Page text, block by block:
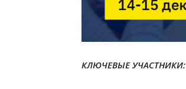
КЛЮЧЕВЫЕ УЧАСТНИКИ: